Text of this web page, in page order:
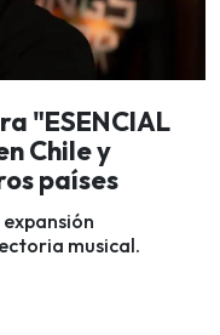
"ESENCIAL
Chile y
países
musical.